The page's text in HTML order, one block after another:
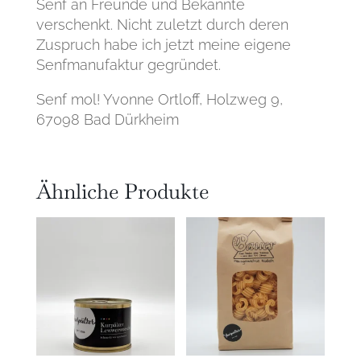
Senf an Freunde und Bekannte
verschenkt. Nicht zuletzt durch deren
Zuspruch habe ich jetzt meine eigene
Senfmanufaktur gegründet.
Senf mol! Yvonne Ortloff, Holzweg 9,
67098 Bad Dürkheim
Ähnliche Produkte